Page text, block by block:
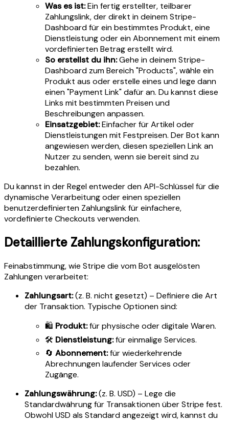
Was es ist:Ein fertig erstellter, teilbarer
Zahlungslink, der direkt in deinem Stripe-
Dashboard für ein bestimmtes Produkt, eine
Dienstleistung oder ein Abonnement mit einem
vordefinierten Betrag erstellt wird.
So erstellst du ihn:Gehe in deinem Stripe-
Dashboard zum Bereich "Products", wähle ein
Produkt aus oder erstelle eines und lege dann
einen "Payment Link" dafür an. Du kannst diese
Links mit bestimmten Preisen und
Beschreibungen anpassen.
Einsatzgebiet:Einfacher für Artikel oder
Dienstleistungen mit Festpreisen. Der Bot kann
angewiesen werden, diesen speziellen Link an
Nutzer zu senden, wenn sie bereit sind zu
bezahlen.
Du kannst in der Regel entweder den API-Schlüssel für die
dynamische Verarbeitung oder einen speziellen
benutzerdefinierten Zahlungslink für einfachere,
vordefinierte Checkouts verwenden.
Detaillierte Zahlungskonfiguration:
Feinabstimmung, wie Stripe die vom Bot ausgelösten
Zahlungen verarbeitet:
Zahlungsart:(z. B. nicht gesetzt) – Definiere die Art
der Transaktion. Typische Optionen sind:
🛍️ Produkt:für physische oder digitale Waren.
🛠️ Dienstleistung:für einmalige Services.
🔄 Abonnement:für wiederkehrende
Abrechnungen laufender Services oder
Zugänge.
Zahlungswährung:(z. B. USD) – Lege die
Standardwährung für Transaktionen über Stripe fest.
Obwohl USD als Standard angezeigt wird, kannst du